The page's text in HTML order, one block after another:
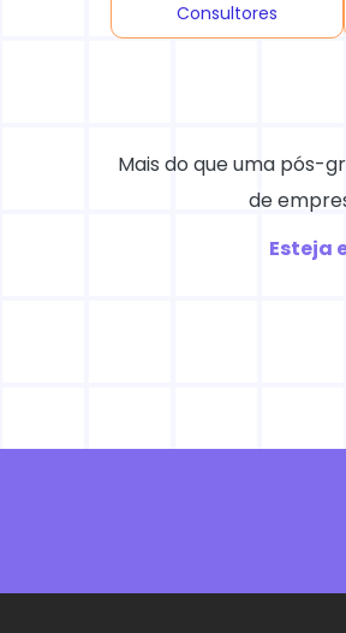
Consultores
Mais do que uma pós-
de
Esteja